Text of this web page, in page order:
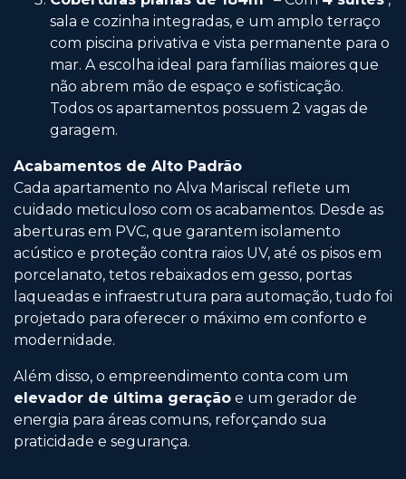
sala e cozinha integradas, e um amplo terraço
com piscina privativa e vista permanente para o
mar. A escolha ideal para famílias maiores que
não abrem mão de espaço e sofisticação.
Todos os apartamentos possuem 2 vagas de
garagem.
Acabamentos de Alto Padrão
Cada apartamento no Alva Mariscal reflete um
cuidado meticuloso com os acabamentos. Desde as
aberturas em PVC, que garantem isolamento
acústico e proteção contra raios UV, até os pisos em
porcelanato, tetos rebaixados em gesso, portas
laqueadas e infraestrutura para automação, tudo foi
projetado para oferecer o máximo em conforto e
modernidade.
Além disso, o empreendimento conta com um
elevador de última geração e um gerador de
energia para áreas comuns, reforçando sua
praticidade e segurança.